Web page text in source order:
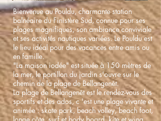
Bienvenue au Pouldu, charmante station
balnéaire du Finistère Sud, connue pour ses
plages magnifiques, son ambiance conviviale
et ses activités nautiques variées. Le Pouldu est
le lieu idéal pour des vacances entre amis ou
en famille.
"La maison iodée" est située à 150 mètres de
la mer, le portillon du jardin s'ouvre sur le
chemin de la plage de Bellangenêt.
La plage de Bellangenêt est le rendez-vous des
sportifs et des ados, c 'est une plage vivante et
animée : skate park, beach volley, beach foot,